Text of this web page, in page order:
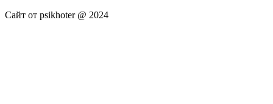
Сайт от psikhoter @ 2024